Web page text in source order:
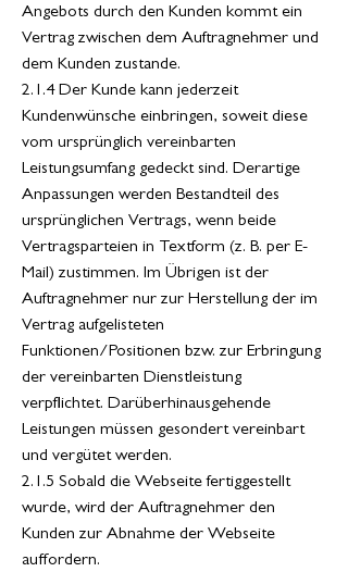
Angebots durch den Kunden kommt ein
Vertrag zwischen dem Auftragnehmer und
dem Kunden zustande.
2.1.4 Der Kunde kann jederzeit
Kundenwünsche einbringen, soweit diese
vom ursprünglich vereinbarten
Leistungsumfang gedeckt sind. Derartige
Anpassungen werden Bestandteil des
ursprünglichen Vertrags, wenn beide
Vertragsparteien in Textform (z. B. per E-
Mail) zustimmen. Im Übrigen ist der
Auftragnehmer nur zur Herstellung der im
Vertrag aufgelisteten
Funktionen/Positionen bzw. zur Erbringung
der vereinbarten Dienstleistung
verpflichtet. Darüberhinausgehende
Leistungen müssen gesondert vereinbart
und vergütet werden.
2.1.5 Sobald die Webseite fertiggestellt
wurde, wird der Auftragnehmer den
Kunden zur Abnahme der Webseite
auffordern.